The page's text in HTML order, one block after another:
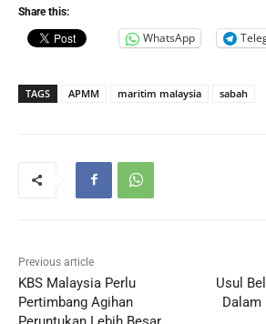
Share this:
WhatsApp
TAGS APMM maritim malaysia sabah
Previous article
KBS Malaysia Perlu
Pertimbang Agihan
Usul
Dalam